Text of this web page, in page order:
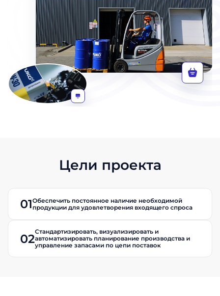
Цели проекта
01Обеспечить постоянное наличие необходимой
продукции для удовлетворения входящего спроса
02Стандартизировать, визуализировать и
автоматизировать планирование производства и
управление запасами по цепи поставок